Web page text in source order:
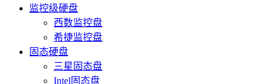
监控级硬盘
西数监控盘
希捷监控盘
固态硬盘
三星固态盘
Intel固态盘